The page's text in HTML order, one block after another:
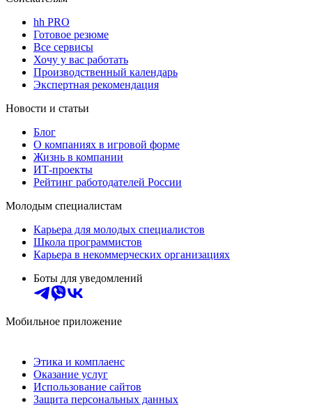
hh PRO
Готовое резюме
Все сервисы
Хочу у вас работать
Производственный календарь
Экспертная рекомендация
Новости и статьи
Блог
О компаниях в игровой форме
Жизнь в компании
ИТ-проекты
Рейтинг работодателей России
Молодым специалистам
Карьера для молодых специалистов
Школа программистов
Карьера в некоммерческих организациях
Боты для уведомлений
Мобильное приложение
Этика и комплаенс
Оказание услуг
Использование сайтов
Защита персональных данных